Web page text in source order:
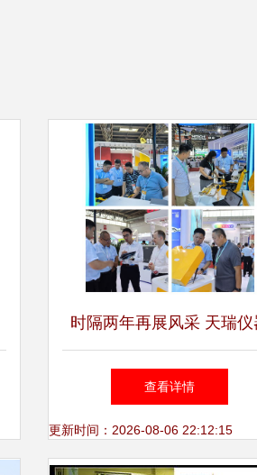
时隔两年再展风采 天瑞仪
精彩亮相BCEIA2023上海技
咨询盛会
查看详情
更新时间：2026-08-06 22:12:15